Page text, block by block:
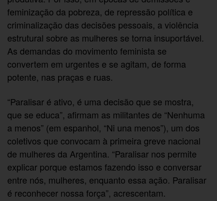
feminização da pobreza, de repressão política e
criminalização das decisões pessoais, a violência
estrutural sobre as mulheres se torna insuportável.
As demandas do movimento feminista se
convertem em urgentes e se agitam, de forma
potente, nas praças e ruas.
“Paralisar é ativo, é uma decisão que se mostra,
que se educa”, afirmam as militantes de “Nenhuma
a menos” (em espanhol, “Ni una menos”), um dos
coletivos que convocam à primeira greve nacional
de mulheres da Argentina. “Paralisar nos permite
explicar porque estamos fazendo isso e conversar
entre nós, mulheres, enquanto essa ação. Paralisar
é reconhecer nossa força”, acrescentam.